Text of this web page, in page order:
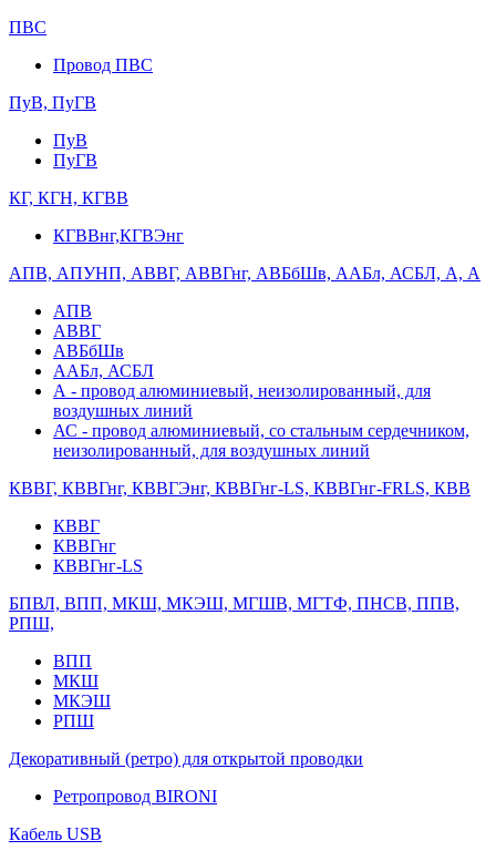
ПВС
Провод ПВС
ПуВ, ПуГВ
ПуВ
ПуГВ
КГ, КГН, КГВВ
КГВВнг,КГВЭнг
АПВ, АПУНП, АВВГ, АВВГнг, АВБбШв, ААБл, АСБЛ, А, А
АПВ
АВВГ
АВБбШв
ААБл, АСБЛ
А - провод алюминиевый, неизолированный, для
воздушных линий
АС - провод алюминиевый, со стальным сердечником,
неизолированный, для воздушных линий
КВВГ, КВВГнг, КВВГЭнг, КВВГнг-LS, КВВГнг-FRLS, КВВ
КВВГ
КВВГнг
КВВГнг-LS
БПВЛ, ВПП, МКШ, МКЭШ, МГШВ, МГТФ, ПНСВ, ППВ,
РПШ,
ВПП
МКШ
МКЭШ
РПШ
Декоративный (ретро) для открытой проводки
Ретропровод BIRONI
Кабель USB